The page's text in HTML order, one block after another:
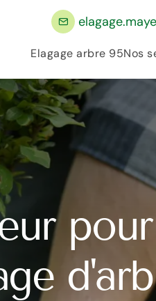
Elagage arbre 95Nos
pour